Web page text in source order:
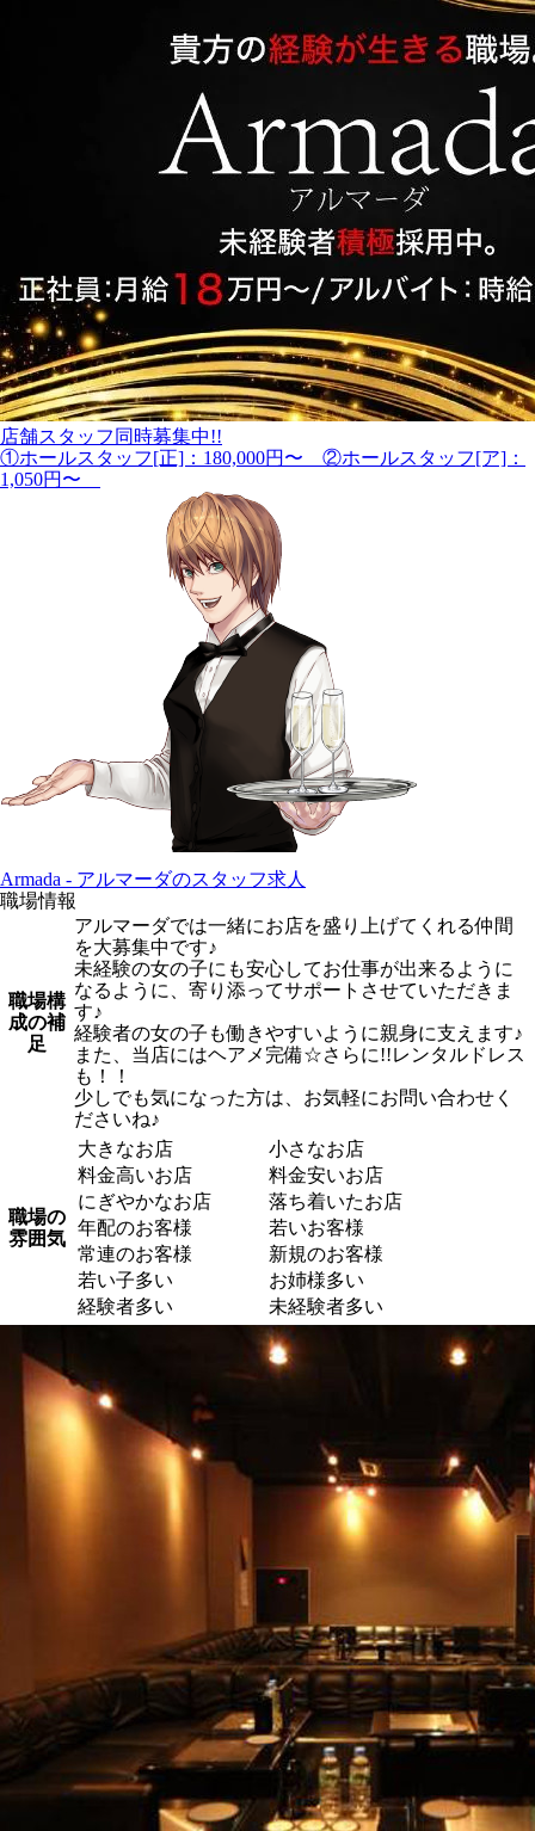
店舗スタッフ同時募集中!!
①ホールスタッフ[正]：180,000円〜 ②ホールスタッフ[ア]：
1,050円〜
Armada - アルマーダのスタッフ求人
職場情報
職場構
成の補
足
アルマーダでは一緒にお店を盛り上げてくれる仲間
を大募集中です♪
未経験の女の子にも安心してお仕事が出来るように
なるように、寄り添ってサポートさせていただきま
す♪
経験者の女の子も働きやすいように親身に支えます♪
また、当店にはヘアメ完備☆さらに!!レンタルドレス
も！！
少しでも気になった方は、お気軽にお問い合わせく
ださいね♪
職場の
雰囲気
大きなお店
小さなお店
料金高いお店
料金安いお店
にぎやかなお店
落ち着いたお店
年配のお客様
若いお客様
常連のお客様
新規のお客様
若い子多い
お姉様多い
経験者多い
未経験者多い